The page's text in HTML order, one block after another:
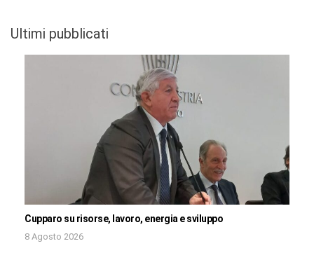
Ultimi pubblicati
Cupparo su risorse, lavoro, energia e sviluppo
8 Agosto 2026